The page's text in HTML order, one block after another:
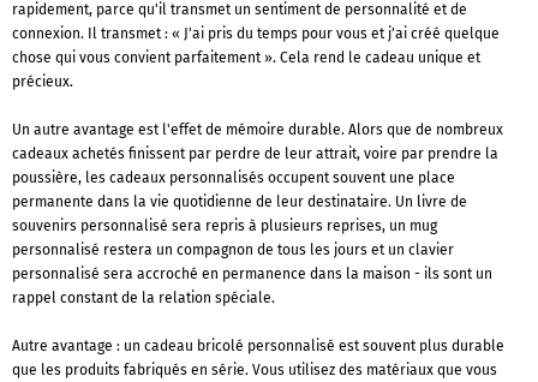
rapidement, parce qu'il transmet un sentiment de personnalité et de
connexion. Il transmet : « J'ai pris du temps pour vous et j'ai créé quelque
chose qui vous convient parfaitement ». Cela rend le cadeau unique et
précieux.
Un autre avantage est l'effet de mémoire durable. Alors que de nombreux
cadeaux achetés finissent par perdre de leur attrait, voire par prendre la
poussière, les cadeaux personnalisés occupent souvent une place
permanente dans la vie quotidienne de leur destinataire. Un livre de
souvenirs personnalisé sera repris à plusieurs reprises, un mug
personnalisé restera un compagnon de tous les jours et un clavier
personnalisé sera accroché en permanence dans la maison - ils sont un
rappel constant de la relation spéciale.
Autre avantage : un cadeau bricolé personnalisé est souvent plus durable
que les produits fabriqués en série. Vous utilisez des matériaux que vous